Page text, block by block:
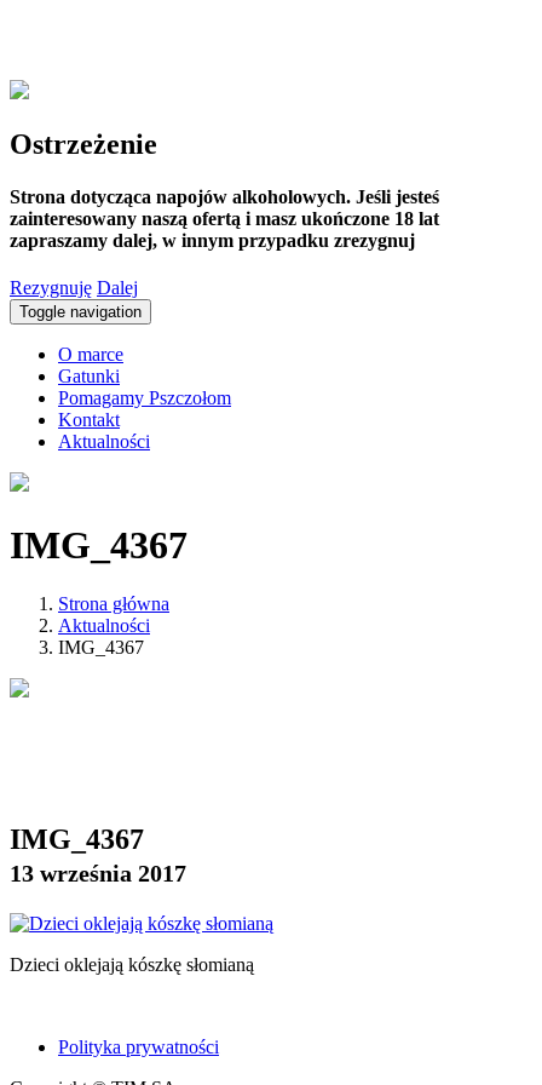
Ostrzeżenie
Strona dotycząca napojów alkoholowych. Jeśli jesteś
zainteresowany naszą ofertą i masz ukończone 18 lat
zapraszamy dalej, w innym przypadku zrezygnuj
Rezygnuję Dalej
Toggle navigation
O marce
Gatunki
Pomagamy Pszczołom
Kontakt
Aktualności
IMG_4367
Strona główna
Aktualności
IMG_4367
IMG_4367
13 września 2017
Dzieci oklejają kószkę słomianą
Polityka prywatności